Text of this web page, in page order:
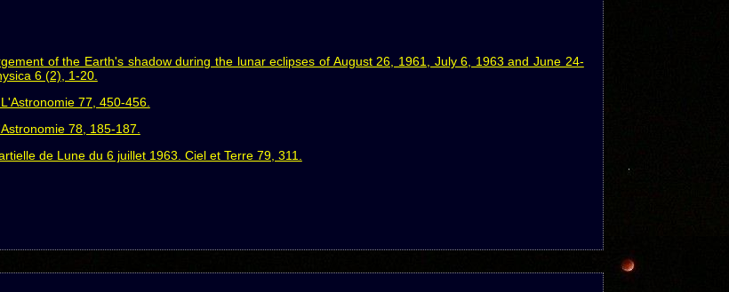
of the Earth's shadow during the lunar eclipses of August 26, 1961, July 6, 1963 and June 24-
6 (2), 1-20.
77, 450-456.
78, 185-187.
de Lune du 6 juillet 1963. Ciel et Terre 79, 311.